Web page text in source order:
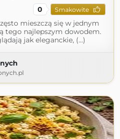
0 Smakowite
mieszczą się w jednym
tego najlepszym dowodem.
jak eleganckie, (...)